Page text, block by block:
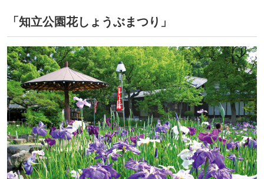
「知立公園花しょうぶまつり」